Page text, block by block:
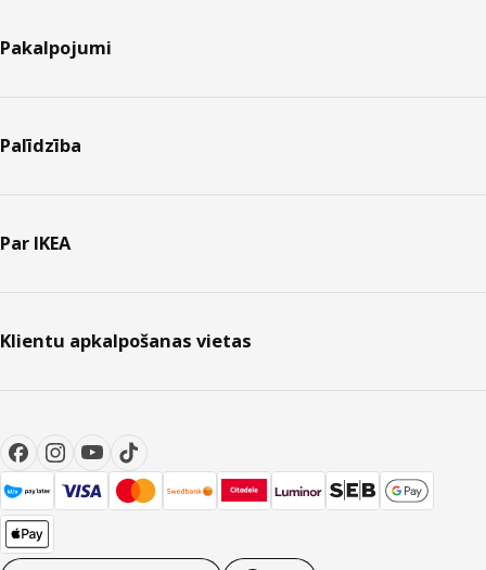
Pakalpojumi
Palīdzība
Par IKEA
Klientu apkalpošanas vietas